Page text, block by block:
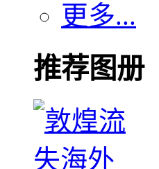
更多...
推荐图册